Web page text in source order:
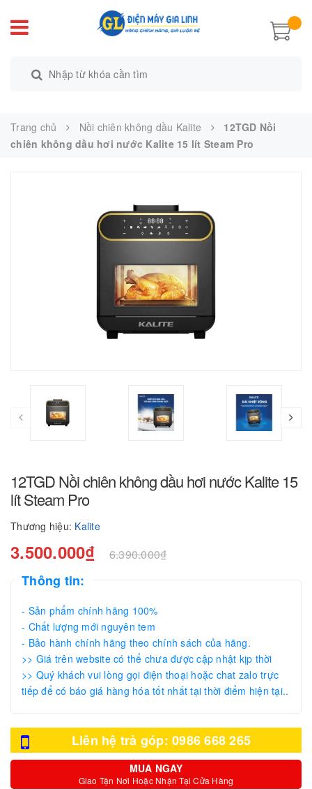
Trang chủ Nồi chiên không dầu Kalite
12TGD Nồi
chiên không dầu hơi nước Kalite 15 lít Steam Pro
12TGD Nồi chiên không dầu hơi nước Kalite 15
lít Steam Pro
Thương hiệu: Kalite
3.500.000₫ 6.390.000₫
Thông tin:
- Sản phẩm chính hãng 100%
- Chất lượng mới nguyên tem
- Bảo hành chính hãng theo chính sách của hãng.
>> Giá trên website có thể chưa được cập nhật kịp thời
>> Quý khách vui lòng gọi điện thoại hoặc chat zalo trực
tiếp để có báo giá hàng hóa tốt nhất tại thời điểm hiện tại..
Liên hệ trả góp: 0986 668 265
MUA NGAY
Giao Tận Nơi Hoặc Nhận Tại Cửa Hàng